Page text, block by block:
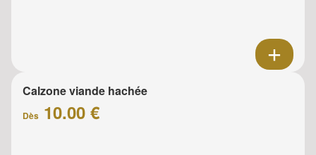
Calzone viande hachée
Dès 10.00 €